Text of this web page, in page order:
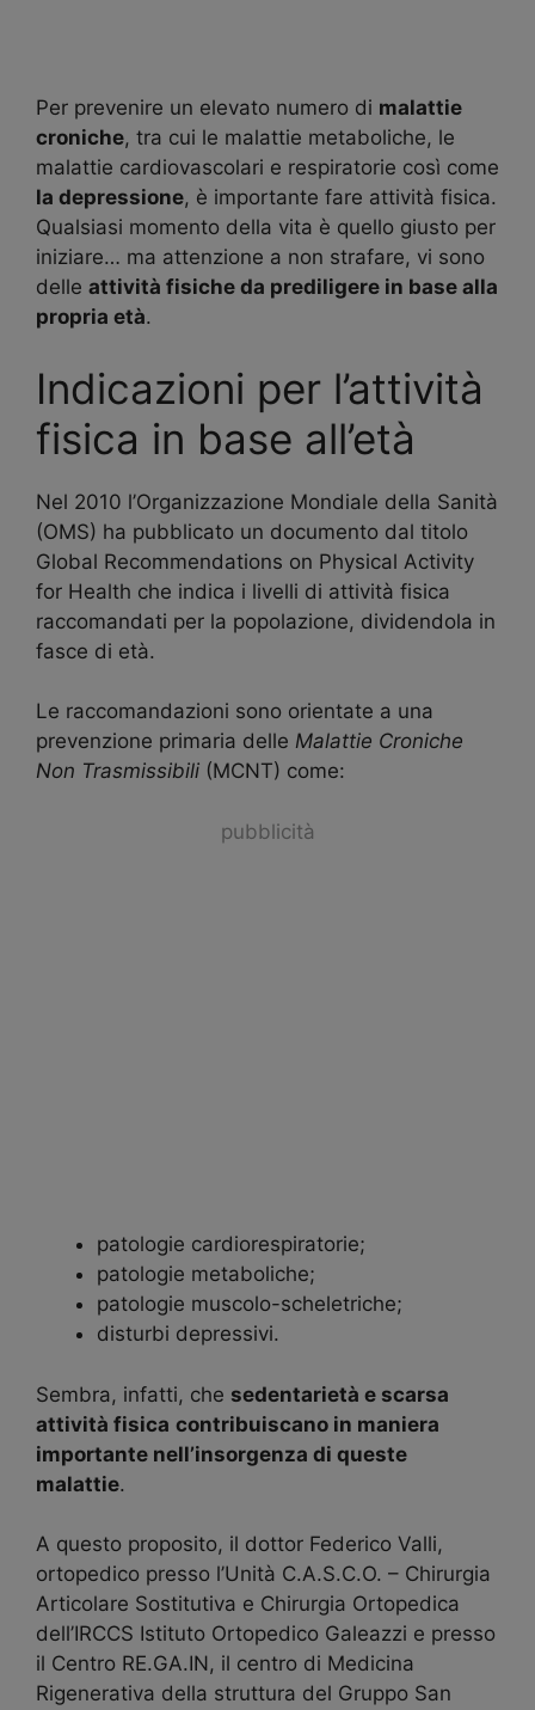
Per prevenire un elevato numero di malattie
croniche, tra cui le malattie metaboliche, le
malattie cardiovascolari e respiratorie così come
la depressione, è importante fare attività fisica.
Qualsiasi momento della vita è quello giusto per
iniziare… ma attenzione a non strafare, vi sono
delle attività fisiche da prediligere in base alla
propria età.
Indicazioni per l’attività
fisica in base all’età
Nel 2010 l’Organizzazione Mondiale della Sanità
(OMS) ha pubblicato un documento dal titolo
Global Recommendations on Physical Activity
for Health che indica i livelli di attività fisica
raccomandati per la popolazione, dividendola in
fasce di età.
Le raccomandazioni sono orientate a una
prevenzione primaria delle Malattie Croniche
Non Trasmissibili (MCNT) come:
pubblicità
patologie cardiorespiratorie;
patologie metaboliche;
patologie muscolo-scheletriche;
disturbi depressivi.
Sembra, infatti, che sedentarietà e scarsa
attività fisica contribuiscano in maniera
importante nell’insorgenza di queste
malattie.
A questo proposito, il dottor Federico Valli,
ortopedico presso l’Unità C.A.S.C.O. – Chirurgia
Articolare Sostitutiva e Chirurgia Ortopedica
dell’IRCCS Istituto Ortopedico Galeazzi e presso
il Centro RE.GA.IN, il centro di Medicina
Rigenerativa della struttura del Gruppo San